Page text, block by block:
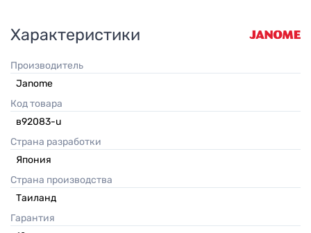
Характеристики
Производитель
Janome
Код товара
в92083-u
Страна разработки
Япония
Страна производства
Таиланд
Гарантия